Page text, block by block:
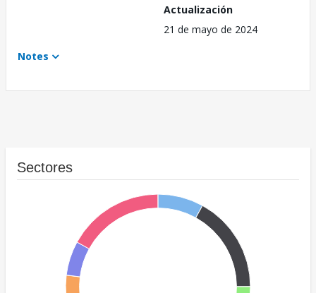
Actualización
21 de mayo de 2024
Notes
Sectores